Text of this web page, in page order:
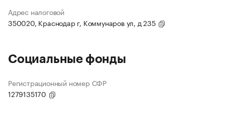
Адрес налоговой
350020, Краснодар г, Коммунаров ул, д 235
Социальные фонды
Регистрационный номер СФР
1279135170